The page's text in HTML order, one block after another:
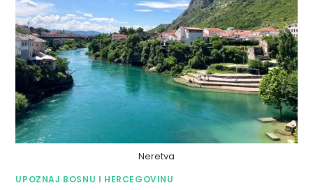
Neretva
UPOZNAJ BOSNU I HERCEGOVINU